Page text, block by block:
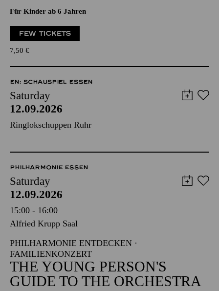
Für Kinder ab 6 Jahren
FEW TICKETS
7,50 €
EN: SCHAUSPIEL ESSEN
Saturday
12.09.2026
Ringlokschuppen Ruhr
PHILHARMONIE ESSEN
Saturday
12.09.2026
15:00 - 16:00
Alfried Krupp Saal
PHILHARMONIE ENTDECKEN ·
FAMILIENKONZERT
THE YOUNG PERSON'S
GUIDE TO THE ORCHESTRA